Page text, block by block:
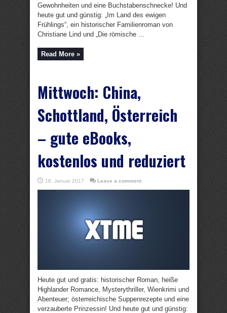
Gewohnheiten und eine Buchstabenschnecke! Und
heute gut und günstig: „Im Land des ewigen
Frühlings“, ein historischer Familienroman von
Christiane Lind und „Die römische ...
Read More »
Mittwoch: China,
Schottland, Österreich
– gute eBooks,
kostenlos und reduziert
18. Januar 2017 Leave a comment
Heute gut und gratis: historischer Roman, heiße
Highlander Romance, Mysterythriller, Wienkrimi und
Abenteuer; österreichische Suppenrezepte und eine
verzauberte Prinzessin! Und heute gut und günstig: